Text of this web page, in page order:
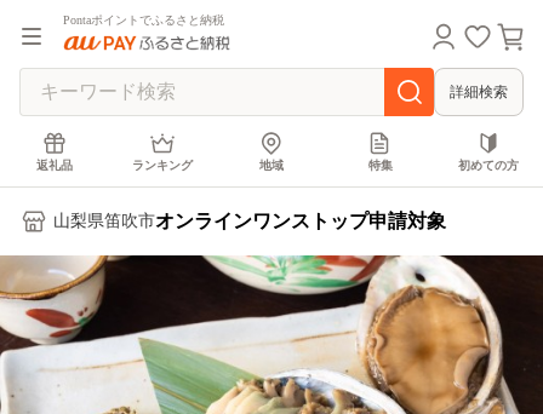
Pontaポイントでふるさと納税
詳細検索
返礼品 ランキング 地域 特集 初めての方
山梨県笛吹市オンラインワンストップ申請対象